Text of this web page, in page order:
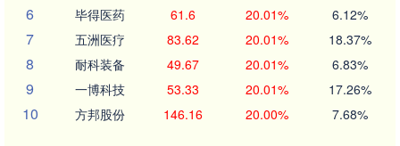
6 毕得医药 61.6 20.01% 6.12%
7 五洲医疗 83.62 20.01% 18.37%
8 耐科装备 49.67 20.01% 6.83%
9 一博科技 53.33 20.01% 17.26%
10 方邦股份 146.16 20.00% 7.68%